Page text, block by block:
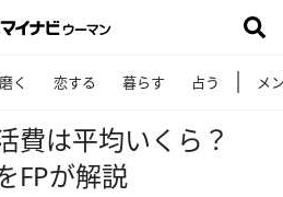
磨く 恋する 暮らす 占う メ
費は平均いくら？
FPが解説